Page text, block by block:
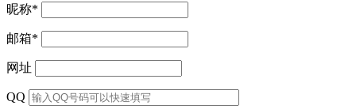
昵称*
邮箱*
网址
QQ